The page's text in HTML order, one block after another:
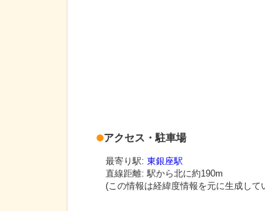
アクセス・駐車場
最寄り駅: 東銀座駅
直線距離: 駅から北に約190m
(この情報は経緯度情報を元に生成して